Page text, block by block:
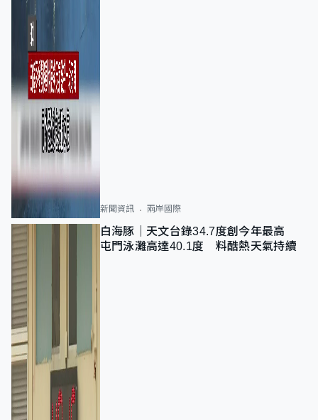
新聞資訊 兩岸國際
白海豚｜天文台錄34.7度創今年最高
屯門泳灘高達40.1度 料酷熱天氣持續